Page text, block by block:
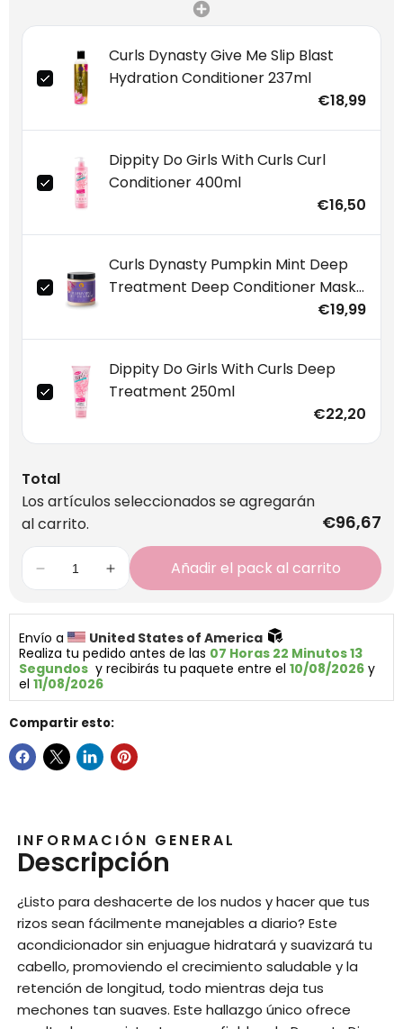
Curls Dynasty Give Me Slip Blast
Hydration Conditioner 237ml
€18,99
Dippity Do Girls With Curls Curl
Conditioner 400ml
€16,50
Curls Dynasty Pumpkin Mint Deep
Treatment Deep Conditioner Mask
€19,99
Dippity Do Girls With Curls Deep
Treatment 250ml
€22,20
Total
Los artículos seleccionados se agregarán
al carrito.
€96,67
Añadir el pack al carrito
Envío a
United States of America
Realiza tu pedido antes de las 07 Horas 22 Minutos 13
Segundos
  y recibirás tu paquete entre el
10/08/2026 y
el 11/08/2026
Compartir esto:
INFORMACIÓN GENERAL
Descripción
¿Listo para deshacerte de los nudos y hacer que tus
rizos sean fácilmente manejables a diario? Este
acondicionador sin enjuague hidratará y suavizará tu
cabello, promoviendo el crecimiento saludable y la
retención de longitud, todo mientras deja tus
mechones tan suaves. Este hallazgo único ofrece